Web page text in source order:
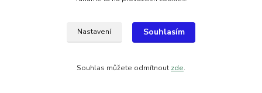
Nastavení Souhlasím
Souhlas můžete odmítnout zde.